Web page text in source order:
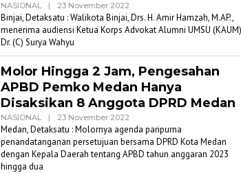
NASIONAL | 23 November 2022
Admin
Detaksatu
Binjai, Detaksatu : Walikota Binjai, Drs. H. Amir Hamzah, M.AP.,
menerima audiensi Ketua Korps Advokat Alumni UMSU
Dr. (C) Surya Wahyu
Molor Hingga 2 Jam, Pengesahan
APBD Pemko Medan Hanya
Disaksikan 8 Anggota DPRD Medan
NASIONAL | 23 November 2022
Admin
Detaksatu
Medan, Detaksatu : Molornya agenda paripurna
penandatanganan persetujuan bersama DPRD Kota Medan
dengan Kepala Daerah tentang APBD tahun anggaran 2023
hingga dua